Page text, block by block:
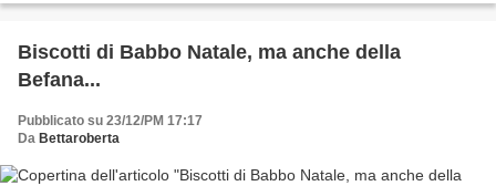
Biscotti di Babbo Natale, ma anche della
Befana...
Pubblicato su 23/12/PM 17:17
Da Bettaroberta